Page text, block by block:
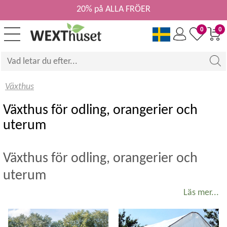
0
0
20% på ALLA FRÖER
Växthus
Växthus för odling, orangerier och
uterum
Växthus för odling, orangerier och
uterum
temperatur och bättre förutsättningar för allt från tomater
Läs mer...